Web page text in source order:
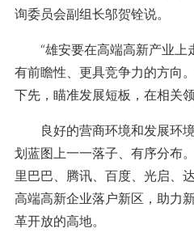
询委员会副组长邬贺铨说。
“雄安要在高端高新产业上
有前瞻性、更具竞争力的方向
下先，瞄准发展短板，在相关
良好的营商环境和发展环境
划蓝图上一一落子、有序分布
里巴巴、腾讯、百度、光启、
高端高新企业落户新区，助力
革开放的高地。